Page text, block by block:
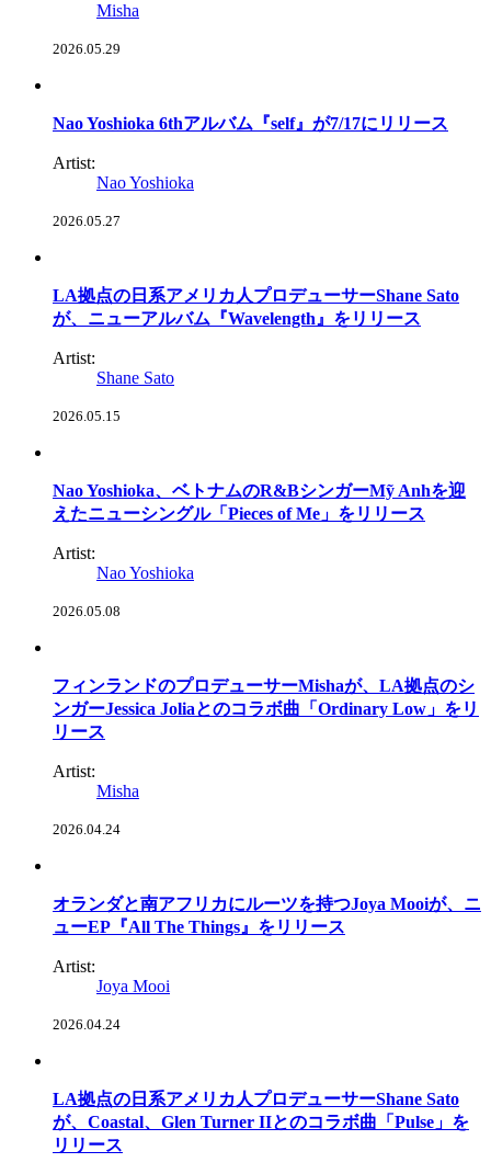
Misha
2026.05.29
Nao Yoshioka 6thアルバム『self』が7/17にリリース
Artist:
Nao Yoshioka
2026.05.27
LA拠点の日系アメリカ人プロデューサーShane Sato
が、ニューアルバム『Wavelength』をリリース
Artist:
Shane Sato
2026.05.15
Nao Yoshioka、ベトナムのR&BシンガーMỹ Anhを迎
えたニューシングル「Pieces of Me」をリリース
Artist:
Nao Yoshioka
2026.05.08
フィンランドのプロデューサーMishaが、LA拠点のシ
ンガーJessica Joliaとのコラボ曲「Ordinary Low」をリ
リース
Artist:
Misha
2026.04.24
オランダと南アフリカにルーツを持つJoya Mooiが、ニ
ューEP『All The Things』をリリース
Artist:
Joya Mooi
2026.04.24
LA拠点の日系アメリカ人プロデューサーShane Sato
が、Coastal、Glen Turner IIとのコラボ曲「Pulse」を
リリース